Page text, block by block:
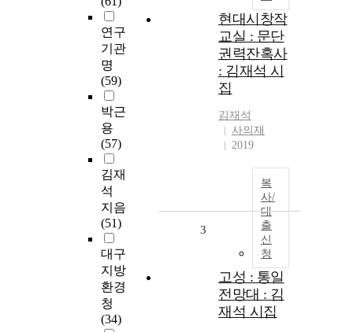
연구
기관
명
(59)
박근
용
(57)
김재
석
지음
(51)
대구
지방
환경
청
(34)
현대시창작
교실 : 문단
권력잔혹사
: 김재석 시
집
김재석
사의재
2019
복
사/
대
출
신
청
3
고성 : 통일
전망대 : 김
재석 시집